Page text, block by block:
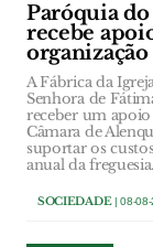
Paróquia
recebe
organização
A Fábrica da
Senhora de
receber um
Câmara de
suportar os
anual da freguesia.
SOCIEDADE| 08-08-